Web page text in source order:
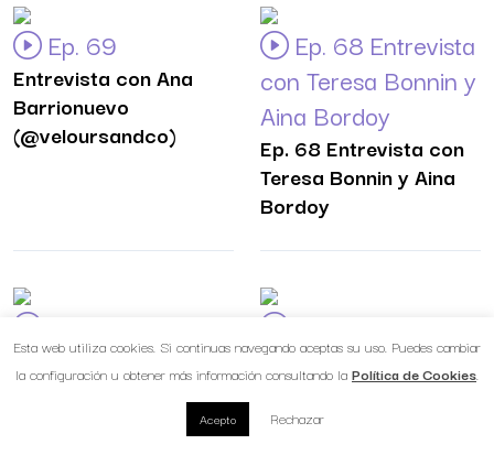
Ep. 69
Entrevista con Ana
Barrionuevo
(@veloursandco)
Ep. 68 Entrevista
con Teresa Bonnin y
Aina Bordoy
Ep. 68 Entrevista con
Teresa Bonnin y Aina
Bordoy
Entrevista a Guillermo
Martín Melgar
(@Farmaciaenfurecida
Entrevista con
Meritxell Martí y
Beatriz Saralegui
Esta web utiliza cookies. Si continuas navegando aceptas su uso. Puedes cambiar
la configuración u obtener más información consultando la Política de Cookies.
Acepto Rechazar